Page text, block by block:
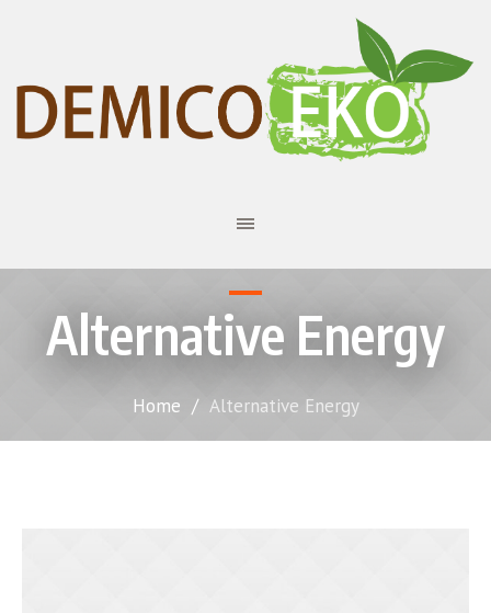
Alternative Energy
Home / Alternative Energy